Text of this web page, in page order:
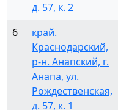
д. 57, к. 2
6
край.
Краснодарский,
р-н. Анапский, г.
Анапа, ул.
Рождественская,
д. 57, к. 1